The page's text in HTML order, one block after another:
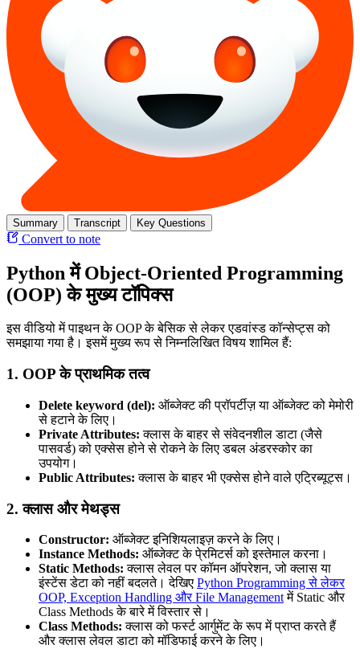
Summary Transcript Key Questions
Convert to note
Python में Object-Oriented Programming
(OOP) के मुख्य टॉपिक्स
इस वीडियो में पाइथन के OOP के बेसिक से लेकर एडवांस्ड कॉन्सेप्ट्स को
समझाया गया है। इसमें मुख्य रूप से निम्नलिखित विषय शामिल हैं:
1. OOP के प्राथमिक तत्व
Delete keyword (del): ऑब्जेक्ट की प्रॉपर्टीज़ या ऑब्जेक्ट को मेमोरी
से हटाने के लिए।
Private Attributes: क्लास के बाहर से संवेदनशील डाटा (जैसे
पासवर्ड) को एक्सेस होने से रोकने के लिए डबल अंडरस्कोर का
उपयोग।
Public Attributes: क्लास के बाहर भी एक्सेस होने वाले एट्रिब्यूट्स।
2. क्लास और मेथड्स
Constructor: ऑब्जेक्ट इनिशियलाइज़ करने के लिए।
Instance Methods: ऑब्जेक्ट के पे्रमिटर्स को इस्तेमाल करना।
Static Methods: क्लास लेवल पर कॉमन ऑपरेशन, जो क्लास या
इंस्टेंस डेटा को नहीं बदलते। देखिए Python Programming से लेकर
OOP, Exception Handling और File Managementमें Static और
Class Methods के बारे में विस्तार से।
Class Methods: क्लास को फर्स्ट आर्गुमेंट के रूप में प्राप्त करते हैं
और क्लास लेवल डाटा को मॉडिफाई करने के लिए।